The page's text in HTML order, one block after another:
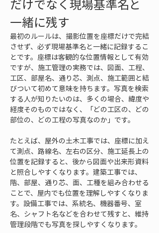
だけでなく現場基準名と
一緒に残す
最初のルールは、撮影位置を座標だけで完結
させず、必ず現場基準名と一緒に記録するこ
とです。座標は客観的な位置情報として有効
ですが、施工管理の実務では、図面、工程、
工区、部屋名、通り芯、測点、施工範囲と結
びついて初めて意味を持ちます。写真を検索
する人が知りたいのは、多くの場合、緯度や
経度そのものではなく、「どの工区の、どの
部位の、どの工程の写真なのか」です。
たとえば、屋外の土木工事では、座標に加え
て測点、路線名、左右の区分、施工延長上の
位置を記録すると、後から図面や出来形資料
と照合しやすくなります。建築工事では、
階、部屋、通り芯、面、工種を組み合わせる
ことで、屋内でも位置を理解しやすくなりま
す。設備工事では、系統名、機器番号、室
名、シャフト名などを合わせて残すと、維持
管理段階でも写真を探しやすくなります。